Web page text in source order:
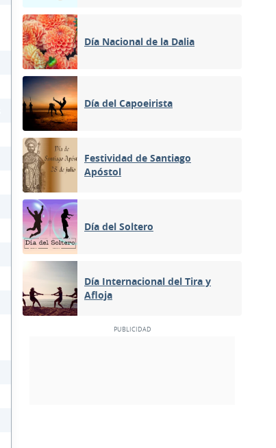
Día Nacional de la Dalia
Día del Capoeirista
Festividad de Santiago
Apóstol
Día del Soltero
Día Internacional del Tira y
Afloja